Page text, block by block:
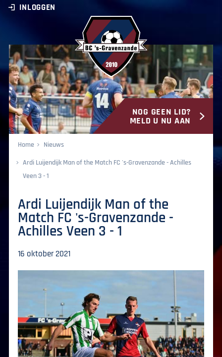
BC ‘s-Gravenzande
INLOGGEN
NOG GEEN LID?
MELD U NU AAN
Home
Nieuws
Ardi Luijendijk Man of the Match FC 's-Gravenzande - Achilles
Veen 3 - 1
Ardi Luijendijk Man of the
Match FC 's-Gravenzande -
Achilles Veen 3 - 1
16 oktober 2021